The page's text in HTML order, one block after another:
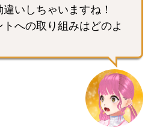
いしちゃいますね！
への取り組みはどのよ